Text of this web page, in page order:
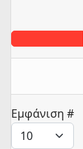
Εμφάνιση #